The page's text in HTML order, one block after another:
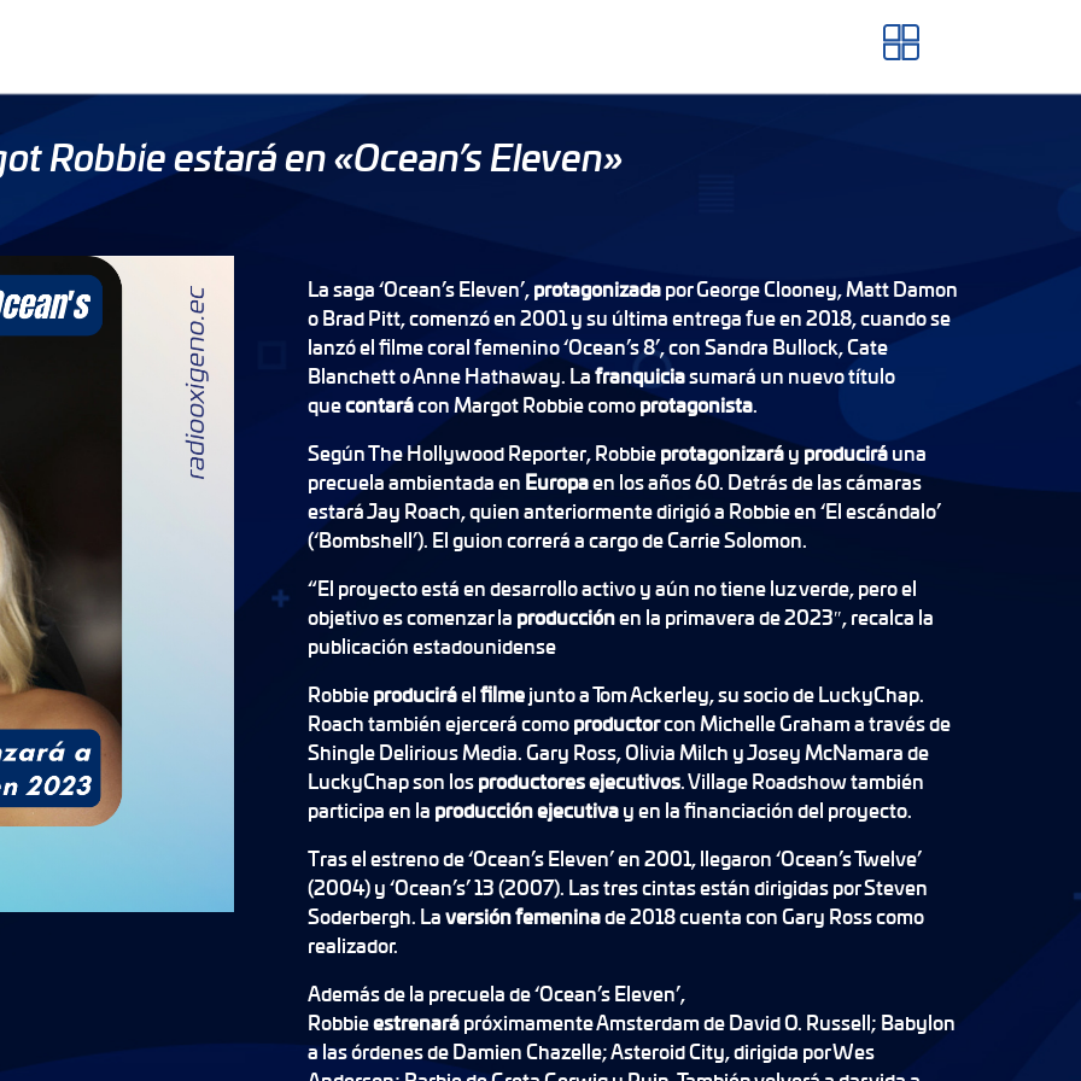
Robbie estará en «Ocean’s Eleven»
La saga ‘Ocean’s Eleven’,protagonizadapor George Clooney, Matt Damon
o Brad Pitt, comenzó en 2001 y su última entrega fue en 2018, cuando se
lanzó el filme coral femenino ‘Ocean’s 8’, con Sandra Bullock, Cate
Blanchett o Anne Hathaway. Lafranquiciasumará un nuevo título
quecontarácon Margot Robbie comoprotagonista.
Según The Hollywood Reporter, Robbieprotagonizaráyproduciráuna
precuela ambientada en Europaen los años 60. Detrás de las cámaras
estará Jay Roach, quien anteriormente dirigió a Robbie en ‘El escándalo’
(‘Bombshell’). El guion correrá a cargo de Carrie Solomon.
“El proyecto está en desarrollo activo y aún no tiene luz verde, pero el
objetivo es comenzar la producciónen la primavera de 2023″, recalca la
publicación estadounidense
Robbieproduciráelfilmejunto a Tom Ackerley, su socio de LuckyChap.
Roach también ejercerá comoproductorcon Michelle Graham a través de
Shingle Delirious Media. Gary Ross, Olivia Milch y Josey McNamara de
LuckyChap son losproductores ejecutivos. Village Roadshow también
participa en la producción ejecutivay en la financiación del proyecto.
Tras el estreno de ‘Ocean’s Eleven’ en 2001, llegaron ‘Ocean’s Twelve’
(2004) y ‘Ocean’s’ 13 (2007). Las tres cintas están dirigidas por Steven
Soderbergh. Laversión femeninade 2018 cuenta con Gary Ross como
realizador.
Además de la precuela de ‘Ocean’s Eleven’,
Robbieestrenarápróximamente Amsterdam de David O. Russell; Babylon
a las órdenes de Damien Chazelle; Asteroid City, dirigida por Wes